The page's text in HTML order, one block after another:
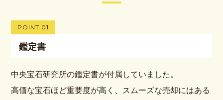
POINT.01
鑑定書
中央宝石研究所の鑑定書が付属していました。
高価な宝石ほど重要度が高く、スムーズな売却にはある